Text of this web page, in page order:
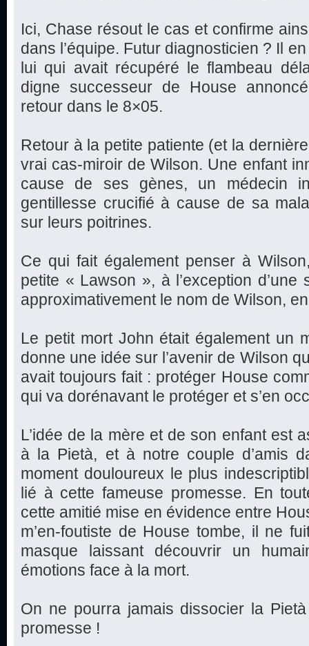
Ici, Chase résout le cas et confirme
dans l’équipe. Futur diagnosticien ? Il en
lui qui avait récupéré le flambeau
digne successeur de House
retour dans le 8×05.
Retour à la petite patiente (et la
vrai cas-miroir de Wilson. Une enfant
cause de ses gènes, un médecin
gentillesse crucifié à cause de sa
sur leurs poitrines.
Ce qui fait également penser à
petite « Lawson », à l’exception
approximativement le nom de Wilson,
Le petit mort John était également un
donne une idée sur l’avenir de Wilson
avait toujours fait : protéger House
qui va dorénavant le protéger et s’en
L’idée de la mère et de son enfant est
à la Pietà, et à notre couple d’amis
moment douloureux le plus
lié à cette fameuse promesse. En
cette amitié mise en évidence entre
m’en-foutiste de House tombe, il ne
masque laissant découvrir un
émotions face à la mort.
On ne pourra jamais dissocier la
promesse !